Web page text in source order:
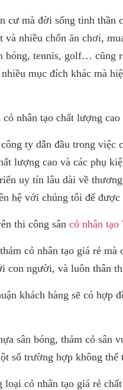
cư mà đời sống tinh thần
nhiều chốn ăn chơi,
bóng, tennis, golf… cũng
mục đích khác mà
nhân tạo chất lượng
ty dẫn đầu trong việc
lượng cao và các phụ
uy tín lâu dài về
hệ với chúng tôi để được
thi công sân cỏ nhân
cỏ nhân tạo giá rẻ
con người, và luôn thân
khách hàng sẽ có hợp
sân bóng, thảm cỏ
số trường hợp không
loại cỏ nhân tạo giá rẻ